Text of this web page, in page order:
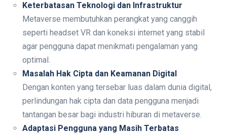
Keterbatasan Teknologi dan Infrastruktur
Metaverse membutuhkan perangkat yang canggih
seperti headset VR dan koneksi internet yang stabil
agar pengguna dapat menikmati pengalaman yang
optimal.
Masalah Hak Cipta dan Keamanan Digital
Dengan konten yang tersebar luas dalam dunia digital,
perlindungan hak cipta dan data pengguna menjadi
tantangan besar bagi industri hiburan di metaverse.
Adaptasi Pengguna yang Masih Terbatas